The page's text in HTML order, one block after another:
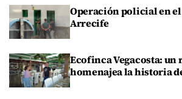
Operación policial en
Arrecife
Ecofinca Vegacosta: un
homenajea la historia